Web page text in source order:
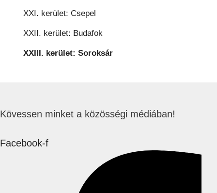
XXI. kerület: Csepel
XXII. kerület: Budafok
XXIII. kerület: Soroksár
Kövessen minket a közösségi médiában!
Facebook-f